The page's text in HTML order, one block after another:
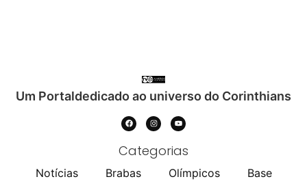
Um Portaldedicado ao universo do Corinthians
Categorias
Notícias Brabas Olímpicos Base